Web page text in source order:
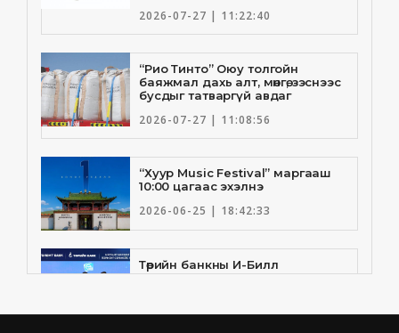
2026-07-27 | 11:22:40
“Рио Тинто” Оюу толгойн
баяжмал дахь алт, мөнгө, зэснээс
бусдыг татваргүй авдаг
2026-07-27 | 11:08:56
“Хуур Music Festival” маргааш
10:00 цагаас эхэлнэ
2026-06-25 | 18:42:33
Төрийн банкны И-Билл
үйлчилгээнд Голомт банк
2026-06-25 | 9:33:55